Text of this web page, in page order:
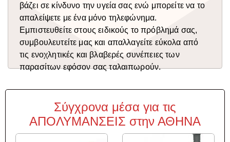
βάζει σε κίνδυνο την υγεία σας ενώ μπορείτε να το
απαλείψετε με ένα μόνο τηλεφώνημα.
Εμπιστευθείτε στους ειδικούς το πρόβλημά σας,
συμβουλευτείτε μας και απαλλαγείτε εύκολα από
τις ενοχλητικές και βλαβερές συνέπειες των
παρασίτων εφόσον σας ταλαιπωρούν.
Σύγχρονα μέσα για τις
ΑΠΟΛΥΜΑΝΣΕΙΣ στην ΑΘΗΝΑ